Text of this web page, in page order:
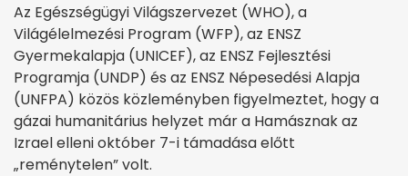
Az Egészségügyi Világszervezet (WHO), a
Világélelmezési Program (WFP), az ENSZ
Gyermekalapja (UNICEF), az ENSZ Fejlesztési
Programja (UNDP) és az ENSZ Népesedési Alapja
(UNFPA) közös közleményben figyelmeztet, hogy a
gázai humanitárius helyzet már a Hamásznak az
Izrael elleni október 7-i támadása előtt
„reménytelen” volt.